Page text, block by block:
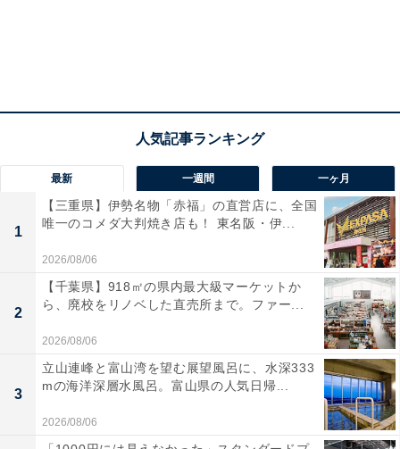
最新 一週間 一ヶ月
1
【三重県】伊勢名物「赤福」の直営店に、全国
唯一のコメダ大判焼き店も！ 東名阪・伊...
2026/08/06
2
【千葉県】918㎡の県内最大級マーケットか
ら、廃校をリノベした直売所まで。ファー...
2026/08/06
3
立山連峰と富山湾を望む展望風呂に、水深333
mの海洋深層水風呂。富山県の人気日帰...
2026/08/06